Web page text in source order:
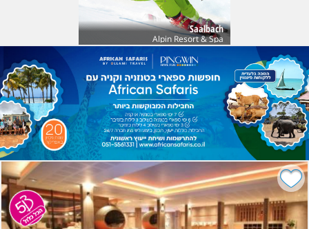
Saalbach
Alpin Resort & Spa